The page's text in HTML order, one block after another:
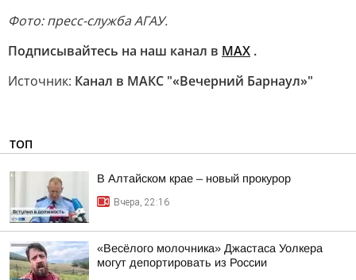
Фото: пресс-служба АГАУ.
Подписывайтесь на наш канал в МАХ .
Источник: Канал в МАКС "«Вечерний Барнаул»"
ТОП
В Алтайском крае – новый прокурор
Вчера, 22:16
«Весёлого молочника» Джастаса Уолкера
могут депортировать из России